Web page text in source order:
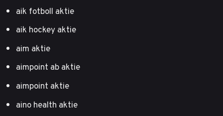
aik fotboll aktie
aik hockey aktie
aim aktie
aimpoint ab aktie
aimpoint aktie
aino health aktie